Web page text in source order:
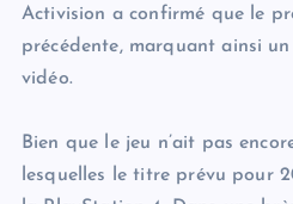
Activision a confirmé que le
précédente, marquant ainsi
vidéo.
Bien que le jeu n’ait pas
lesquelles le titre prévu pour